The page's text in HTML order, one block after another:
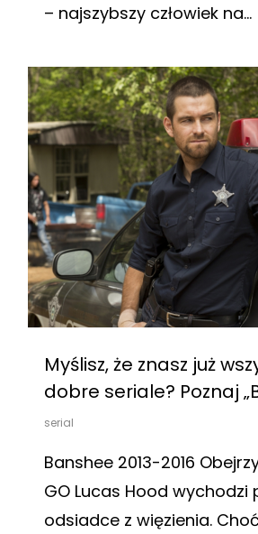
– najszybszy człowiek na…
Myślisz, że znasz już
dobre seriale? Poznaj
serial
Banshee 2013-2016
GO Lucas Hood wychodzi
odsiadce z więzienia.